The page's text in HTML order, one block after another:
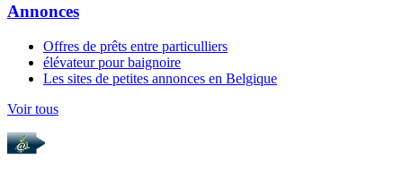
Annonces
Offres de prêts entre particulliers
élévateur pour baignoire
Les sites de petites annonces en Belgique
Voir tous